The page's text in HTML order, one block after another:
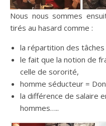
Nous nous sommes
tirés au hasard comme :
la répartition des
le fait que la notion de
celle de sororité,
homme séducteur =
la différence de salaire
hommes…..